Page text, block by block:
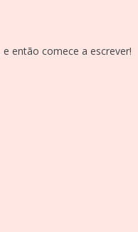
então comece a escrever!